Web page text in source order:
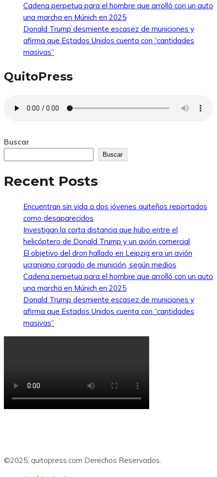
Cadena perpetua para el hombre que arrolló con un auto
una marcha en Múnich en 2025
Donald Trump desmiente escasez de municiones y
afirma que Estados Unidos cuenta con “cantidades
masivas”
QuitoPress
Buscar
Buscar
Recent Posts
Encuentran sin vida a dos jóvenes quiteños reportados
como desaparecidos
Investigan la corta distancia que hubo entre el
helicóptero de Donald Trump y un avión comercial
El objetivo del dron hallado en Leipzig era un avión
ucraniano cargado de munición, según medios
Cadena perpetua para el hombre que arrolló con un auto
una marcha en Múnich en 2025
Donald Trump desmiente escasez de municiones y
afirma que Estados Unidos cuenta con “cantidades
masivas”
©2025, quitopress.com Derechos Reservados.